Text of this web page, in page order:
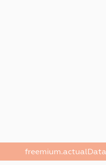
freemium.actualData